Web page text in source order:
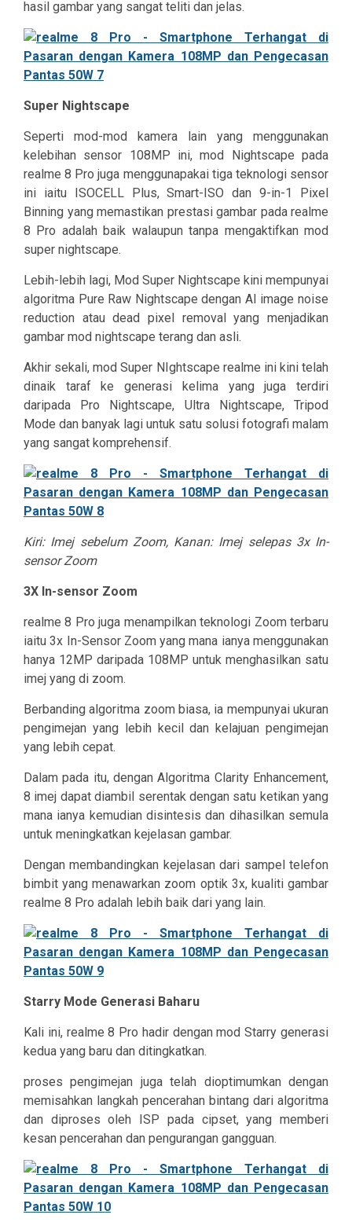
hasil gambar yang sangat teliti dan jelas.
Super Nightscape
Seperti mod-mod kamera lain yang menggunakan
kelebihan sensor 108MP ini, mod Nightscape pada
realme 8 Pro juga menggunapakai tiga teknologi sensor
ini iaitu ISOCELL Plus, Smart-ISO dan 9-in-1 Pixel
Binning yang memastikan prestasi gambar pada realme
8 Pro adalah baik walaupun tanpa mengaktifkan mod
super nightscape.
Lebih-lebih lagi, Mod Super Nightscape kini mempunyai
algoritma Pure Raw Nightscape dengan AI image noise
reduction atau dead pixel removal yang menjadikan
gambar mod nightscape terang dan asli.
Akhir sekali, mod Super NIghtscape realme ini kini telah
dinaik taraf ke generasi kelima yang juga terdiri
daripada Pro Nightscape, Ultra Nightscape, Tripod
Mode dan banyak lagi untuk satu solusi fotografi malam
yang sangat komprehensif.
Kiri: Imej sebelum Zoom, Kanan: Imej selepas 3x In-
sensor Zoom
3X In-sensor Zoom
realme 8 Pro juga menampilkan teknologi Zoom terbaru
iaitu 3x In-Sensor Zoom yang mana ianya menggunakan
hanya 12MP daripada 108MP untuk menghasilkan satu
imej yang di zoom.
Berbanding algoritma zoom biasa, ia mempunyai ukuran
pengimejan yang lebih kecil dan kelajuan pengimejan
yang lebih cepat.
Dalam pada itu, dengan Algoritma Clarity Enhancement,
8 imej dapat diambil serentak dengan satu ketikan yang
mana ianya kemudian disintesis dan dihasilkan semula
untuk meningkatkan kejelasan gambar.
Dengan membandingkan kejelasan dari sampel telefon
bimbit yang menawarkan zoom optik 3x, kualiti gambar
realme 8 Pro adalah lebih baik dari yang lain.
Starry Mode Generasi Baharu
Kali ini, realme 8 Pro hadir dengan mod Starry generasi
kedua yang baru dan ditingkatkan.
proses pengimejan juga telah dioptimumkan dengan
memisahkan langkah pencerahan bintang dari algoritma
dan diproses oleh ISP pada cipset, yang memberi
kesan pencerahan dan pengurangan gangguan.